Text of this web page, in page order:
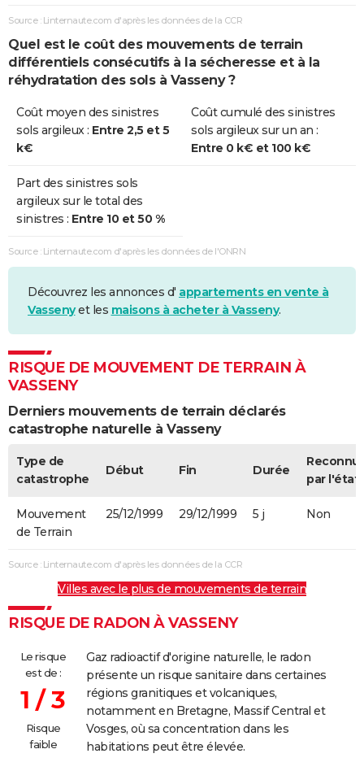
Source : Linternaute.com d'après les données de la CCR
Quel est le coût des mouvements de terrain
différentiels consécutifs à la sécheresse et à la
réhydratation des sols à Vasseny ?
Coût moyen des sinistres
sols argileux : Entre 2,5 et 5
k€
Coût cumulé des sinistres
sols argileux sur un an :
Entre 0 k€ et 100 k€
Part des sinistres sols
argileux sur le total des
sinistres : Entre 10 et 50 %
Source : Linternaute.com d'après les données de l'ONRN
Découvrez les annonces d' appartements en vente à
Vassenyet les maisons à acheter à Vasseny.
RISQUE DE MOUVEMENT DE TERRAIN À
VASSENY
Derniers mouvements de terrain déclarés
catastrophe naturelle à Vasseny
Type de
catastrophe
Début Fin Durée
par l'état
Mouvement
de Terrain
25/12/1999 29/12/1999 5 j Non
Source : Linternaute.com d'après les données de la CCR
Villes avec le plus de mouvements de terrain
RISQUE DE RADON À VASSENY
Le risque
est de :
1 / 3
Risque
faible
Gaz radioactif d'origine naturelle, le radon
présente un risque sanitaire dans certaines
régions granitiques et volcaniques,
notamment en Bretagne, Massif Central et
Vosges, où sa concentration dans les
habitations peut être élevée.